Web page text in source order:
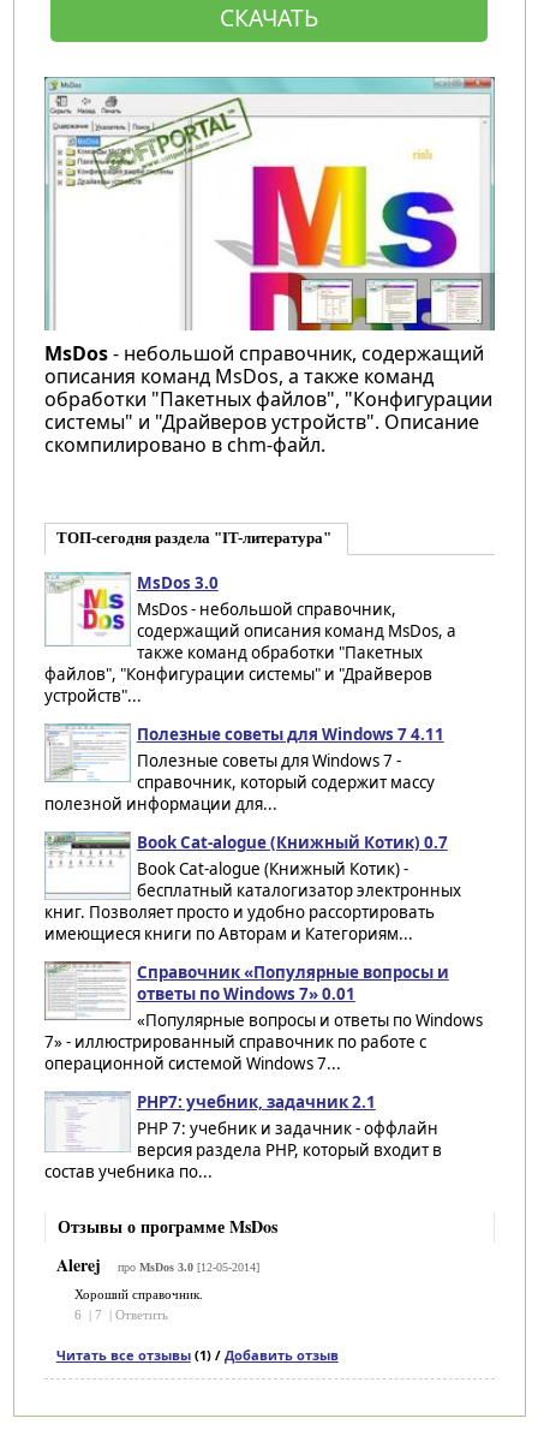
СКАЧАТЬ
MsDos- небольшой справочник, содержащий
описания команд MsDos, а также команд
обработки "Пакетных файлов", "Конфигурации
системы" и "Драйверов устройств". Описание
скомпилировано в chm-файл.
ТОП-сегодня раздела "IT-литература"
MsDos 3.0
MsDos - небольшой справочник,
содержащий описания команд MsDos, а
также команд обработки "Пакетных
файлов", "Конфигурации системы" и "Драйверов
устройств"...
Полезные советы для Windows 7 4.11
Полезные советы для Windows 7 -
справочник, который содержит массу
полезной информации для...
Book Cat-alogue (Книжный Котик) 0.7
Book Cat-alogue (Книжный Котик) -
бесплатный каталогизатор электронных
книг. Позволяет просто и удобно рассортировать
имеющиеся книги по Авторам и Категориям...
Справочник «Популярные вопросы и
ответы по Windows 7» 0.01
«Популярные вопросы и ответы по Windows
7» - иллюстрированный справочник по работе с
операционной системой Windows 7...
PHP7: учебник, задачник 2.1
PHP 7: учебник и задачник - оффлайн
версия раздела PHP, который входит в
состав учебника по...
Отзывы о программе MsDos
Alerej
про MsDos 3.0[12-05-2014]
Хороший справочник.
6
7 Ответить
Читать все отзывы(1) / Добавить отзыв